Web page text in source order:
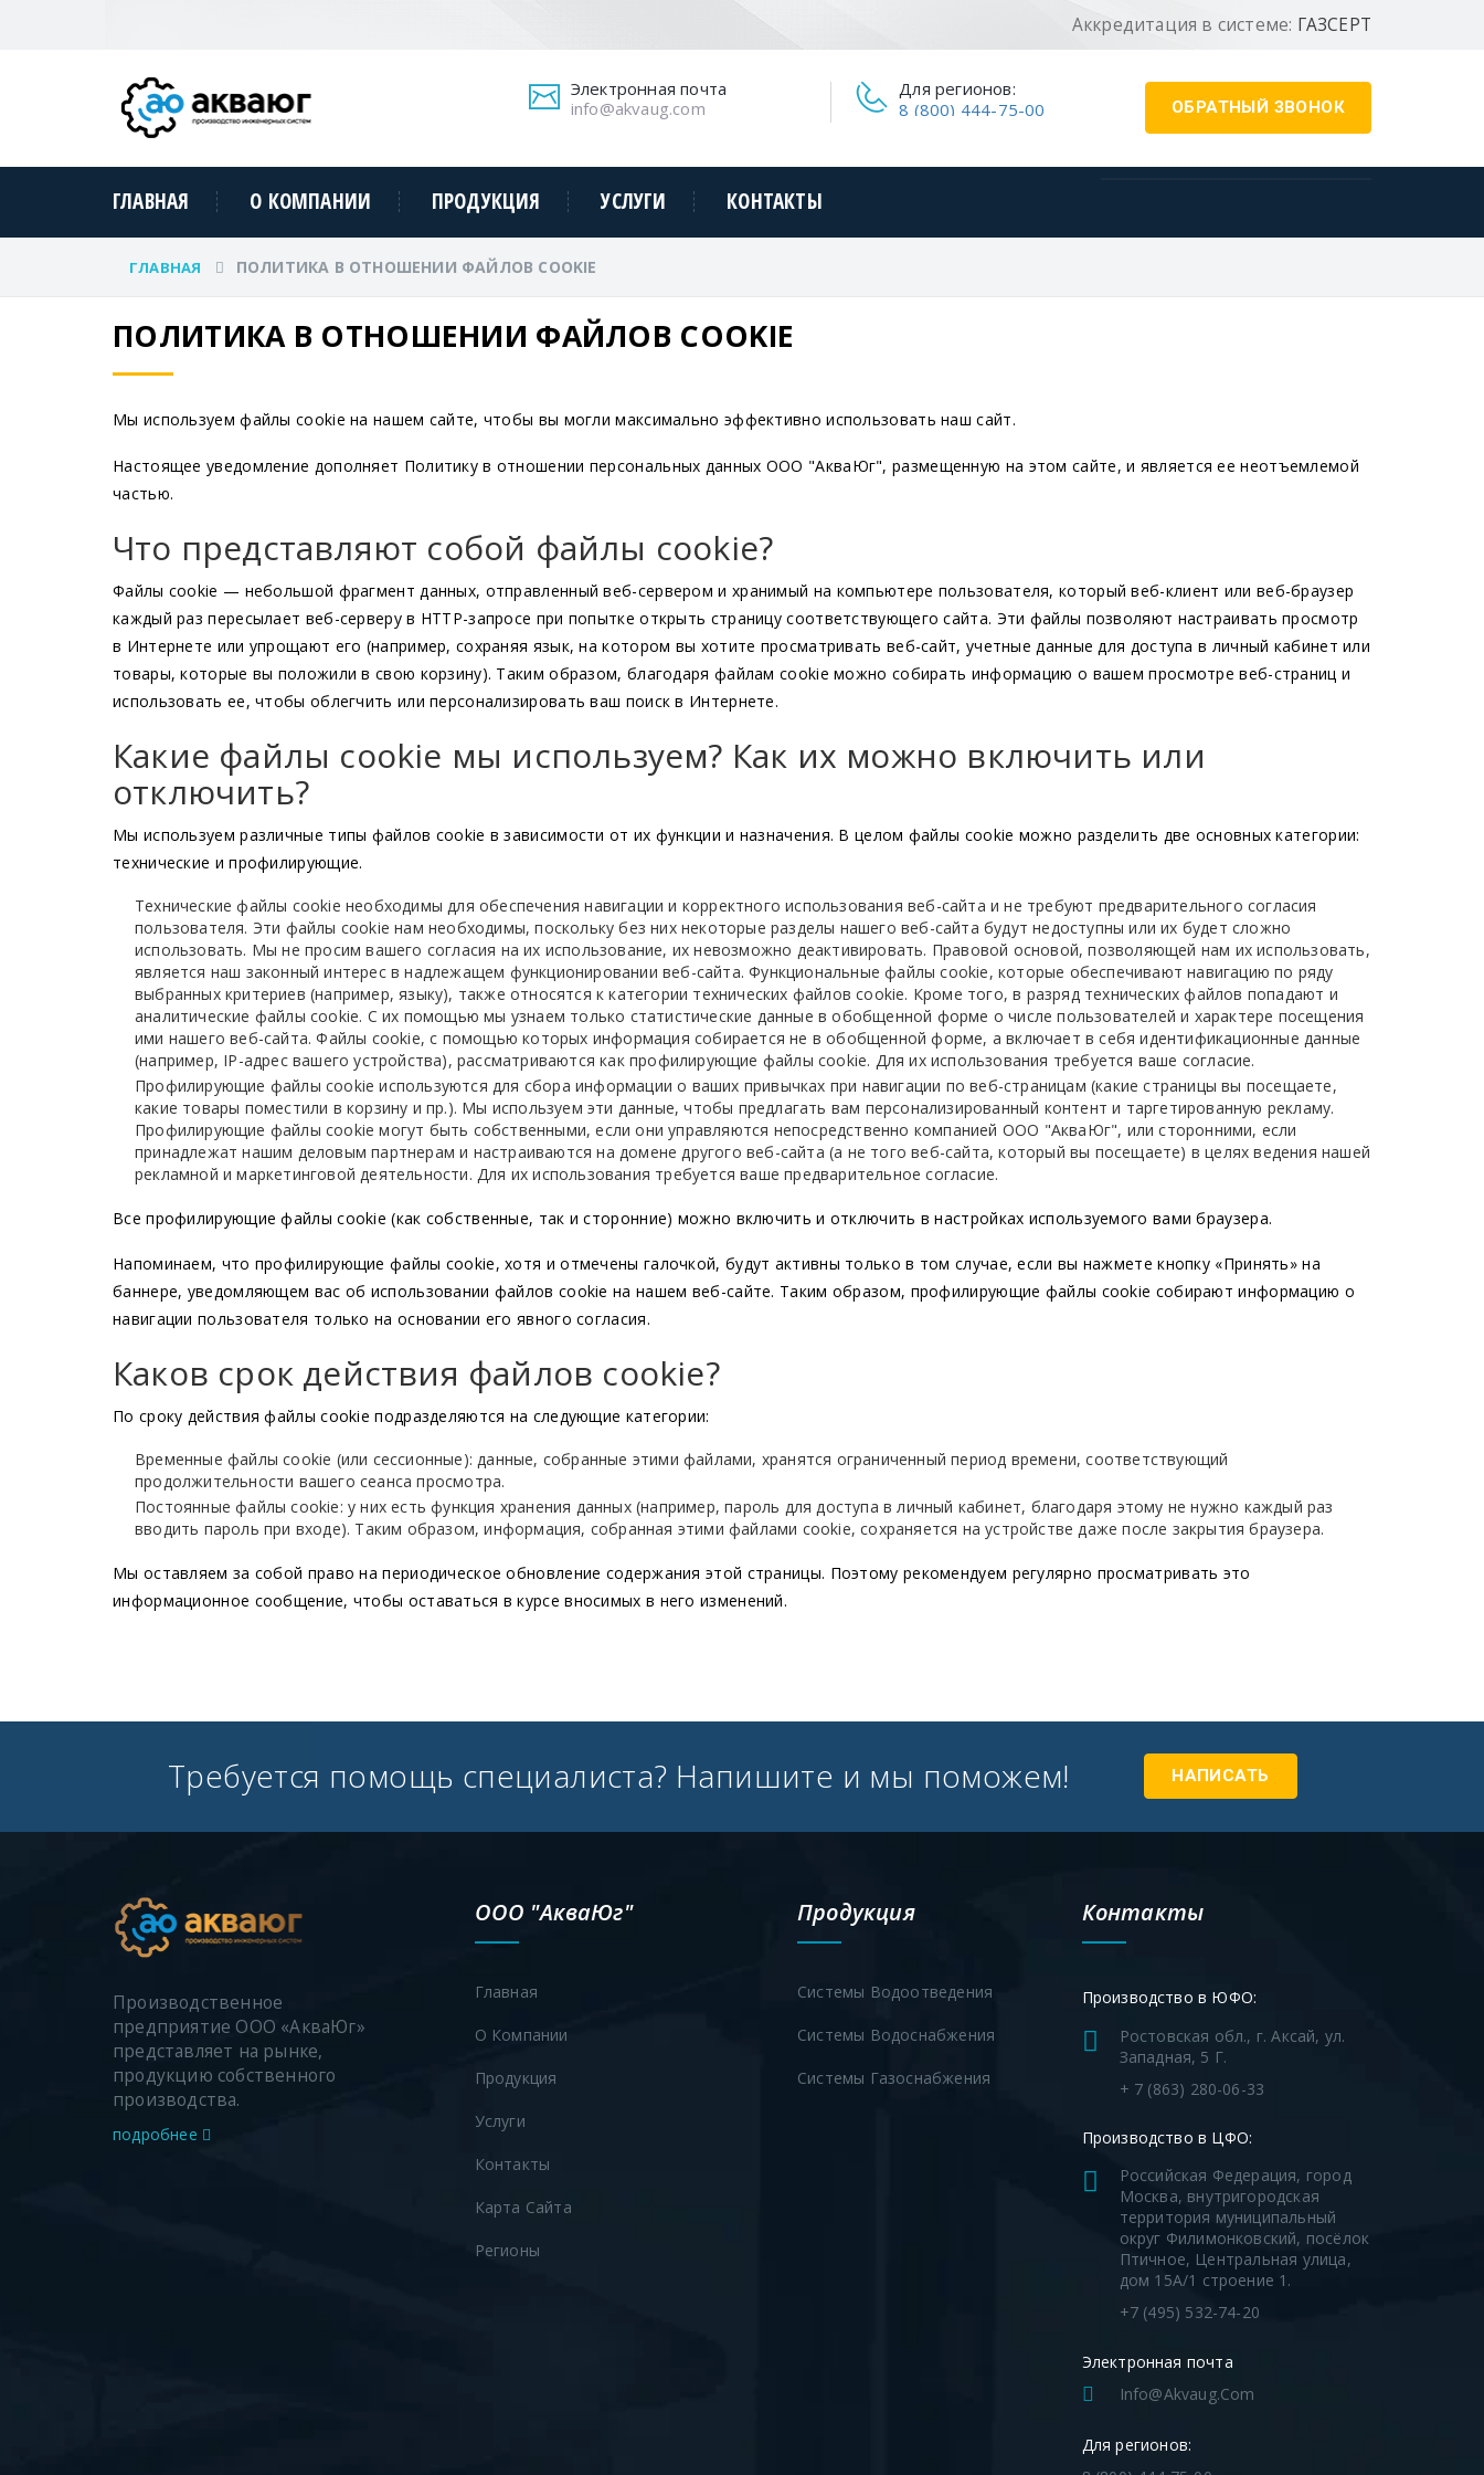
Аккредитация в системе: ГАЗСЕРТ
ОБРАТНЫЙ ЗВОНОК
Для регионов:
8 (800) 444-75-00
Электронная почта
info@akvaug.com
ГЛАВНАЯ О КОМПАНИИ ПРОДУКЦИЯ УСЛУГИ КОНТАКТЫ
ГЛАВНАЯ ПОЛИТИКА В ОТНОШЕНИИ ФАЙЛОВ COOKIE
ПОЛИТИКА В ОТНОШЕНИИ ФАЙЛОВ COOKIE
Мы используем файлы cookie на нашем сайте, чтобы вы могли максимально эффективно использовать наш сайт.
Настоящее уведомление дополняет Политику в отношении персональных данных ООО "АкваЮг", размещенную на этом сайте, и является ее неотъемлемой
частью.
Что представляют собой файлы cookie?
Файлы cookie — небольшой фрагмент данных, отправленный веб-сервером и хранимый на компьютере пользователя, который веб-клиент или веб-браузер
каждый раз пересылает веб-серверу в HTTP-запросе при попытке открыть страницу соответствующего сайта. Эти файлы позволяют настраивать просмотр
в Интернете или упрощают его (например, сохраняя язык, на котором вы хотите просматривать веб-сайт, учетные данные для доступа в личный кабинет или
товары, которые вы положили в свою корзину). Таким образом, благодаря файлам cookie можно собирать информацию о вашем просмотре веб-страниц и
использовать ее, чтобы облегчить или персонализировать ваш поиск в Интернете.
Какие файлы cookie мы используем? Как их можно включить или
отключить?
Мы используем различные типы файлов cookie в зависимости от их функции и назначения. В целом файлы cookie можно разделить две основных категории:
технические и профилирующие.
Технические файлы cookie необходимы для обеспечения навигации и корректного использования веб-сайта и не требуют предварительного согласия
пользователя. Эти файлы cookie нам необходимы, поскольку без них некоторые разделы нашего веб-сайта будут недоступны или их будет сложно
использовать. Мы не просим вашего согласия на их использование, их невозможно деактивировать. Правовой основой, позволяющей нам их использовать,
является наш законный интерес в надлежащем функционировании веб-сайта. Функциональные файлы cookie, которые обеспечивают навигацию по ряду
выбранных критериев (например, языку), также относятся к категории технических файлов cookie. Кроме того, в разряд технических файлов попадают и
аналитические файлы cookie. С их помощью мы узнаем только статистические данные в обобщенной форме о числе пользователей и характере посещения
ими нашего веб-сайта. Файлы cookie, с помощью которых информация собирается не в обобщенной форме, а включает в себя идентификационные данные
(например, IP-адрес вашего устройства), рассматриваются как профилирующие файлы cookie. Для их использования требуется ваше согласие.
Профилирующие файлы cookie используются для сбора информации о ваших привычках при навигации по веб-страницам (какие страницы вы посещаете,
какие товары поместили в корзину и пр.). Мы используем эти данные, чтобы предлагать вам персонализированный контент и таргетированную рекламу.
Профилирующие файлы cookie могут быть собственными, если они управляются непосредственно компанией ООО "АкваЮг", или сторонними, если
принадлежат нашим деловым партнерам и настраиваются на домене другого веб-сайта (а не того веб-сайта, который вы посещаете) в целях ведения нашей
рекламной и маркетинговой деятельности. Для их использования требуется ваше предварительное согласие.
Все профилирующие файлы cookie (как собственные, так и сторонние) можно включить и отключить в настройках используемого вами браузера.
Напоминаем, что профилирующие файлы cookie, хотя и отмечены галочкой, будут активны только в том случае, если вы нажмете кнопку «Принять» на
баннере, уведомляющем вас об использовании файлов cookie на нашем веб-сайте. Таким образом, профилирующие файлы cookie собирают информацию о
навигации пользователя только на основании его явного согласия.
Каков срок действия файлов cookie?
По сроку действия файлы cookie подразделяются на следующие категории:
Временные файлы cookie (или сессионные): данные, собранные этими файлами, хранятся ограниченный период времени, соответствующий
продолжительности вашего сеанса просмотра.
Постоянные файлы cookie: у них есть функция хранения данных (например, пароль для доступа в личный кабинет, благодаря этому не нужно каждый раз
вводить пароль при входе). Таким образом, информация, собранная этими файлами cookie, сохраняется на устройстве даже после закрытия браузера.
Мы оставляем за собой право на периодическое обновление содержания этой страницы. Поэтому рекомендуем регулярно просматривать это
информационное сообщение, чтобы оставаться в курсе вносимых в него изменений.
Требуется помощь специалиста? Напишите и мы поможем! НАПИСАТЬ
Производственное
предприятие ООО «АкваЮг»
представляет на рынке,
продукцию собственного
производства.
подробнее
ООО "АкваЮг"
Главная
О Компании
Продукция
Услуги
Контакты
Карта Сайта
Регионы
Продукция
Системы Водоотведения
Системы Водоснабжения
Системы Газоснабжения
Контакты
Производство в ЮФО:
Ростовская обл., г. Аксай, ул.
Западная, 5 Г.
+ 7 (863) 280-06-33
Производство в ЦФО:
Российская Федерация, город
Москва, внутригородская
территория муниципальный
округ Филимонковский, посёлок
Птичное, Центральная улица,
дом 15А/1 строение 1.
+7 (495) 532-74-20
Электронная почта
Info@akvaug.com
Для регионов: